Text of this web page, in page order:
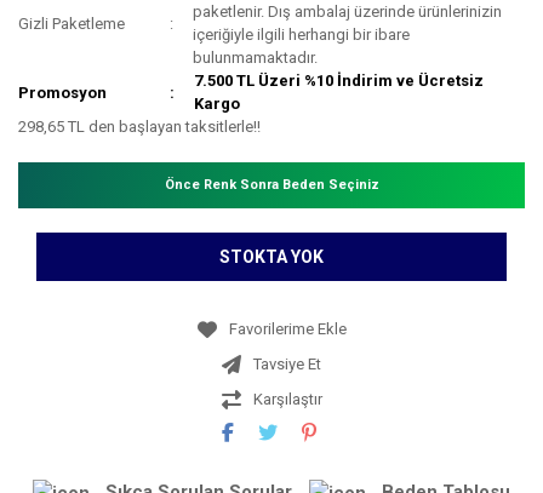
Gizli Paketleme
paketlenir. Dış ambalaj üzerinde ürünlerinizin
içeriğiyle ilgili herhangi bir ibare
bulunmamaktadır.
Promosyon
7.500 TL Üzeri %10 İndirim ve Ücretsiz
Kargo
298,65 TL den başlayan taksitlerle!!
Önce Renk Sonra Beden Seçiniz
STOKTA YOK
Tavsiye Et
Karşılaştır